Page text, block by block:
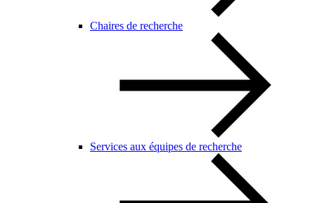
Chaires de recherche
Services aux équipes de recherche